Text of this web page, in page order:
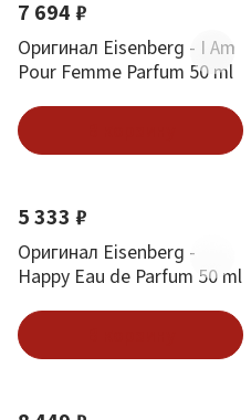
7 694 ₽
Оригинал Eisenberg - I Am
Pour Femme Parfum 50 ml
5 333 ₽
Оригинал Eisenberg -
Happy Eau de Parfum 50 ml